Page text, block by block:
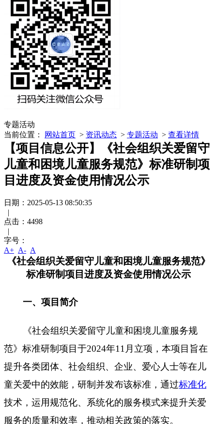
专题活动
当前位置：
网站首页 > 资讯动态 > 专题活动 > 查看详情
【项目信息公开】《社会组织关爱留守
儿童和困境儿童服务规范》标准研制项
目进度及资金使用情况公示
日期：2025-05-13 08:50:35
|
点击： 4498
|
字号：
A+ A- A
《社会组织关爱留守儿童和困境儿童服务规范》
标准研制项目进度及资金使用情况公示
一、 项目简介
《社会组织关爱留守儿童和困境儿童服务规
范》标准研制项目于2024年11月立项，本项目旨在
提升各类团体、社会组织、企业、爱心人士等在儿
童关爱中的效能，研制并发布该标准，通过标准化
技术，运用规范化、系统化的服务模式来提升关爱
服务的质量和效率，推动相关政策的落实。